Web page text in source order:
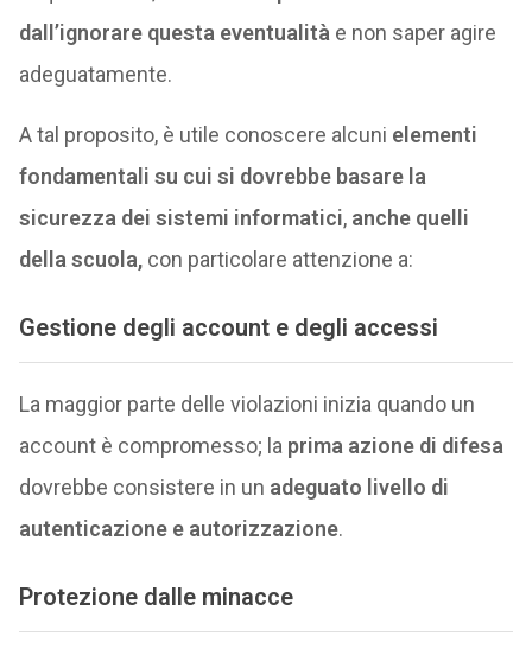
dall’ignorare questa eventualità e non saper agire
adeguatamente.
A tal proposito, è utile conoscere alcuni elementi
fondamentali su cui si dovrebbe basare la
sicurezza dei sistemi informatici, anche quelli
della scuola,con particolare attenzione a:
Gestione degli account e degli accessi
La maggior parte delle violazioni inizia quando un
account è compromesso; la prima azione di difesa
dovrebbe consistere in un adeguato livello di
autenticazione e autorizzazione.
Protezione dalle minacce